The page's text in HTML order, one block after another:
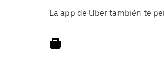
La app de Uber también te